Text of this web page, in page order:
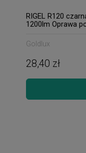
RIGEL R120
1200lm Oprawa
Goldlux
28,40 zł